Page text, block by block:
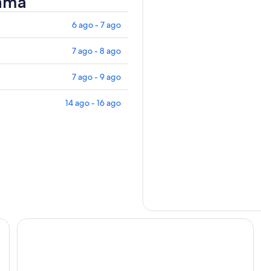
6 ago - 7 ago
7 ago - 8 ago
7 ago - 9 ago
14 ago - 16 ago
Río HOTEL y glamping